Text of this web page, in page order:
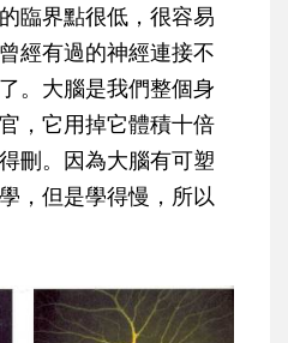
臨界點很低，很容易
經有過的神經連接不
。大腦是我們整個身
，它用掉它體積十倍
刪。因為大腦有可塑
，但是學得慢，所以